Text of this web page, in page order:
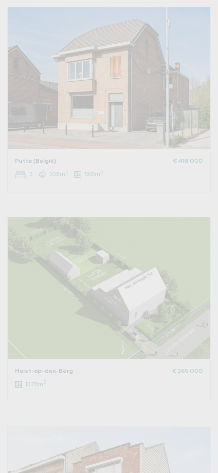
Putte (België)
€ 418.000
3
308m2 568m2
Heist-op-den-Berg
€ 265.000
1378m2